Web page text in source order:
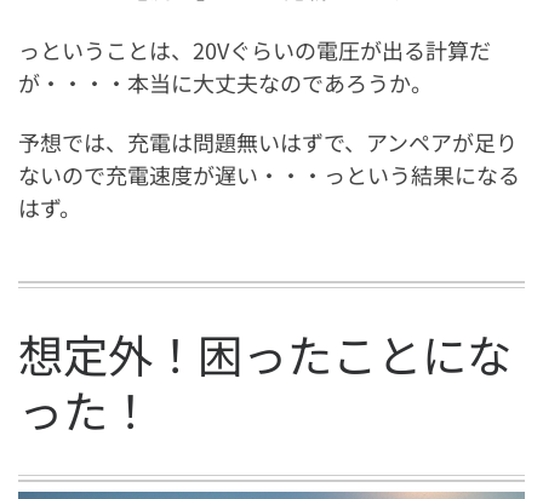
っということは、20Vぐらいの電圧が出る計算だ
が・・・・本当に大丈夫なのであろうか。
予想では、充電は問題無いはずで、アンペアが足り
ないので充電速度が遅い・・・っという結果になる
はず。
想定外！困ったことにな
った！